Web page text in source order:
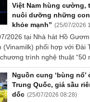
Việt Nam hùng cường,
nuôi dưỡng những
khỏe mạnh” (25/07/2026
2026 tại Nhà hát Hồ
(Vinamilk) phối hợp với Đài
trình nghệ thuật “50
đánh dấu cột mốc đặc
của Vinamilk nói riêng
Trong khuôn khổ sự kiện,
hiệu Anh hùng Lao động
Nguồn cung ‘bùng
Trung Quốc, giá sầu
dốc (25/07/2026 08:28)